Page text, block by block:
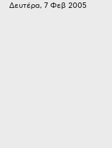
Δευτέρα, 7 Φεβ 2005